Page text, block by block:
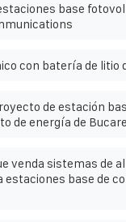
base
con batería de litio
de estación
de energía de
venda sistemas de
estaciones base de